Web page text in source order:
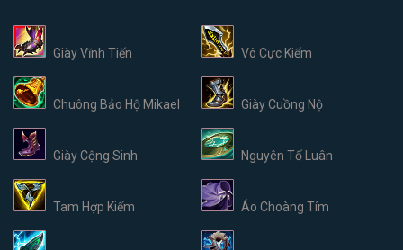
Giày Vĩnh Tiến Vô Cực Kiếm
Chuông Bảo Hộ Mikael Giày Cuồng Nộ
Giày Cộng Sinh Nguyên Tố Luân
Tam Hợp Kiếm Áo Choàng Tím